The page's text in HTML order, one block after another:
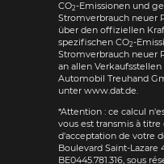
CO2-Emissionen und
Stromverbrauch neuer
über den offiziellen
spezifischen CO2-
Stromverbrauch neuer
an allen
Automobil Treuhand
unter www.dat.de.
*Attention : ce calcul
vous est transmis à
d'acceptation de votre
Boulevard Saint-Lazare
BE0445.781.316, sous